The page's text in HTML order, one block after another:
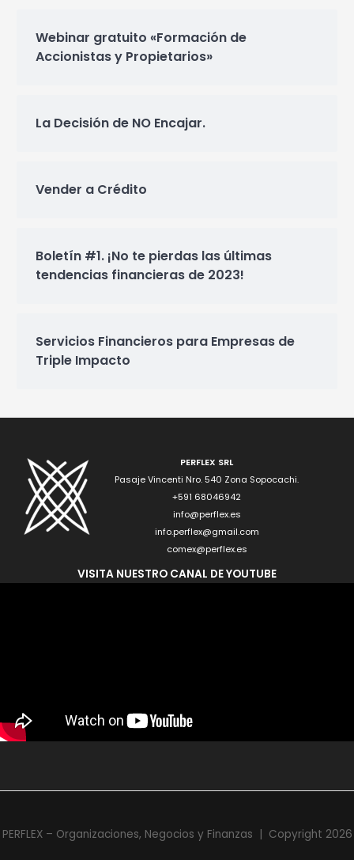
Webinar gratuito «Formación de
Accionistas y Propietarios»
La Decisión de NO Encajar.
Vender a Crédito
Boletín #1. ¡No te pierdas las últimas
tendencias financieras de 2023!
Servicios Financieros para Empresas de
Triple Impacto
PERFLEX SRL
Pasaje Vincenti Nro. 540 Zona Sopocachi.
+591 68046942
info@perflex.es
info.perflex@gmail.com
comex@perflex.es
VISITA NUESTRO CANAL DE YOUTUBE
PERFLEX – Organizaciones, Negocios y Finanzas | Copyright 2026